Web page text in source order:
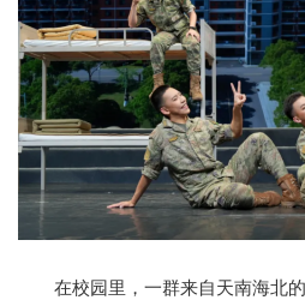
在校园里，一群来自天南海北